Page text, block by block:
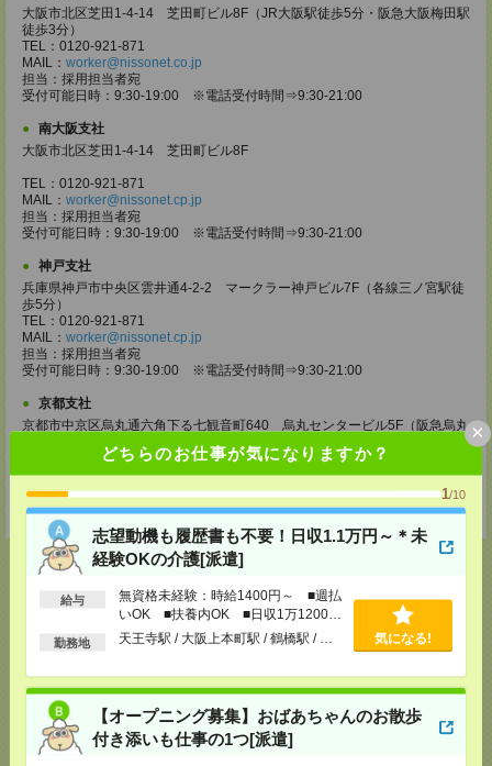
どちらのお仕事が気になりますか？
1/10
志望動機も履歴書も不要！日収1.1万円～＊未
経験OKの介護[派遣]
給与
無資格未経験：時給1400円～ ■週払
いOK ■扶養内OK ■日収1万1200円
以上
勤務地 天王寺駅 / 大阪上本町駅 / 鶴橋駅 / … 気になる!
【オープニング募集】おばあちゃんのお散歩
付き添いも仕事の1つ[派遣]
×
大阪市北区芝田1-4-14 芝田町ビル8F（JR大阪駅徒歩5分・阪急大阪梅田駅
徒歩3分）
TEL：0120-921-871
MAIL： worker@nissonet.co.jp
担当：採用担当者宛
受付可能日時：9:30-19:00 ※電話受付時間⇒9:30-21:00
南大阪支社
大阪市北区芝田1-4-14 芝田町ビル8F
TEL：0120-921-871
MAIL： worker@nissonet.cp.jp
担当：採用担当者宛
受付可能日時：9:30-19:00 ※電話受付時間⇒9:30-21:00
神戸支社
兵庫県神戸市中央区雲井通4-2-2 マークラー神戸ビル7F（各線三ノ宮駅徒
歩5分）
TEL：0120-921-871
MAIL： worker@nissonet.cp.jp
担当：採用担当者宛
受付可能日時：9:30-19:00 ※電話受付時間⇒9:30-21:00
京都支社
京都市中京区烏丸通六角下る七観音町640 烏丸センタービル5F（阪急烏丸
TEL：0120-921-871
MAIL：worker@nissonet.co.jp
担当：採用担当者宛
受付可能日時：9:30-19:00 ※電話受付時間⇒9:30-21:00
応募ページへ
気になる！